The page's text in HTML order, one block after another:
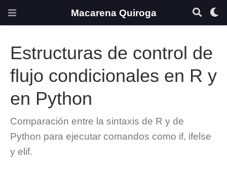
Macarena Quiroga
Estructuras de control de
flujo condicionales en R y
en Python
Comparación entre la sintaxis de R y de
Python para ejecutar comandos como if, ifelse
y elif.